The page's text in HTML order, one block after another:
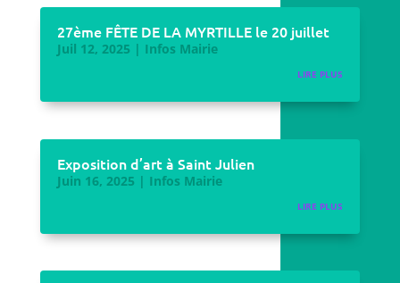
27ème FÊTE DE LA MYRTILLE le 20 juillet
Juil 12, 2025 | Infos Mairie
LIRE PLUS
Exposition d’art à Saint Julien
Juin 16, 2025 | Infos Mairie
LIRE PLUS